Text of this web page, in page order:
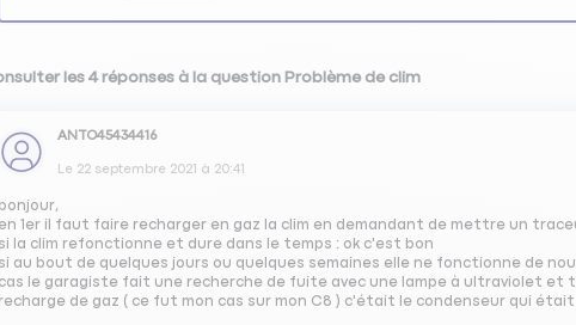
les 4 réponses à la question Problème de clim
ANTO45434416
Le 22 septembre 2021 à 20:41
bonjour,
en 1er il faut faire recharger en gaz la clim en demandant de mettre un
si la clim refonctionne et dure dans le temps : ok c'est bon
si au bout de quelques jours ou quelques semaines elle ne fonctionne de
cas le garagiste fait une recherche de fuite avec une lampe à ultraviolet et
recharge de gaz ( ce fut mon cas sur mon C8 ) c'était le condenseur qui